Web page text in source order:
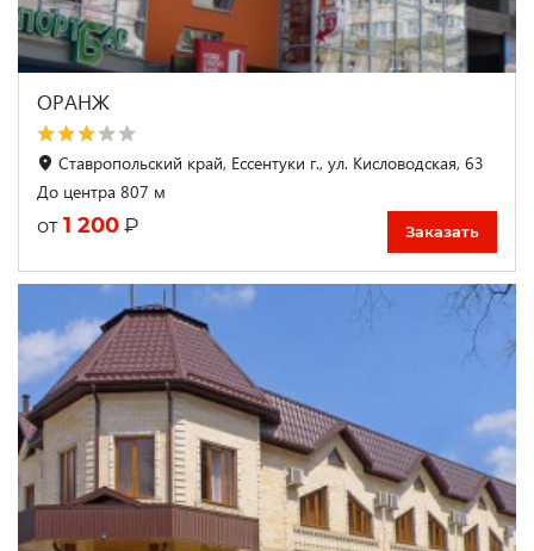
ОРАНЖ
Ставропольский край, Ессентуки г., ул. Кисловодская, 63
До центра 807 м
от 1 200 ₽ Заказать